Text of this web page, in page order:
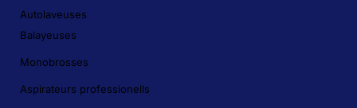
Autolaveuses
Balayeuses
Monobrosses
Aspirateurs professionells